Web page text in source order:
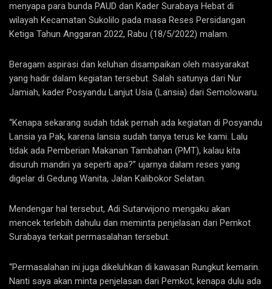
menyapa para bunda PAUD dan Kader Surabaya Hebat di
wilayah Kecamatan Sukolilo pada masa Reses Persidangan
Ketiga Tahun Anggaran 2022, Rabu (18/5/2022) malam.
Beragam aspirasi dan keluhan disampaikan oleh masyarakat
yang hadir dalam kegiatan tersebut. Salah satunya dari Nur
Jamiah, kader Posyandu Lanjut Usia (Lansia) dari Semolowaru.
“Kenapa sekarang sudah tidak pernah ada kegiatan di Posyandu
Lansia ya Pak, karena lansia sudah tanya terus ke kami. Lalu
tidak ada Pemberian Makanan Tambahan (PMT), kalau kita
disuruh mandiri ya seperti apa?” ujarnya dalam reses yang
digelar di Gedung Wanita, Jalan Kalibokor Selatan.
Mendengar hal tersebut, Adi Sutarwijono mengaku akan
mencek terlebih dahulu dan meminta penjelasan dari Pemkot
Surabaya terkait permasalahan tersebut.
“Permasalahan ini juga dikeluhkan di kawasan Rungkut kemarin.
Nanti saya akan minta penjelasan dari Pemkot, kenapa dulu ada